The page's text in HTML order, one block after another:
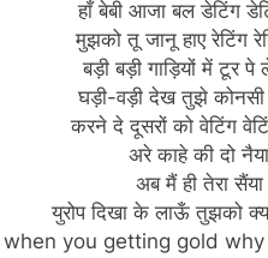
हाँ बेबी आजा बल डेटिंग
मुझको तू जानू हाए रेटिंग
बड़ी बड़ी गाड़ियों में टूर
घड़ी-वड़ी देख तुझे कोनसी
करने दे दूसरों को वेटिंग
अरे काहे की दो नैया
अब मैं ही तेरा सैंया
युरोप दिखा के लाऊँ तुझको
when you getting gold